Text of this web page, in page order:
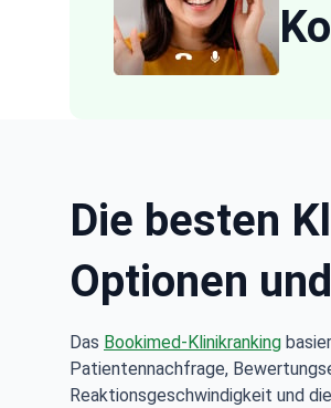
Die besten
Optionen
Das Bookimed-Klinikranking
Patientennachfrage,
Reaktionsgeschwindigkeit und